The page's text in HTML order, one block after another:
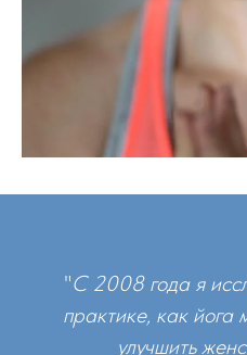
"С 2008 года я
практике, как йога
улучшить